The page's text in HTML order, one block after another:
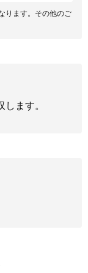
ります。その他のご
ます。